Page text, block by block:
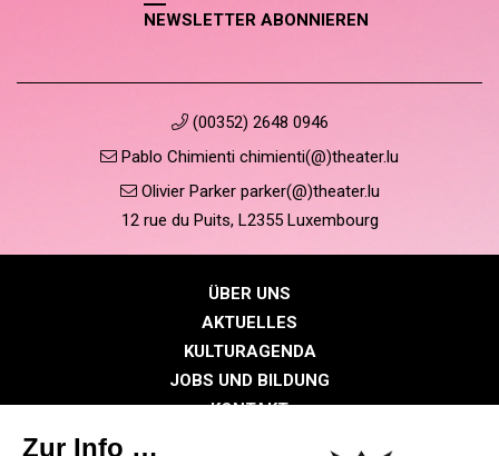
NEWSLETTER ABONNIEREN
(00352) 2648 0946
Pablo Chimienti chimienti(@)theater.lu
Olivier Parker parker(@)theater.lu
12 rue du Puits, L2355 Luxembourg
ÜBER UNS
AKTUELLES
KULTURAGENDA
JOBS UND BILDUNG
KONTAKT